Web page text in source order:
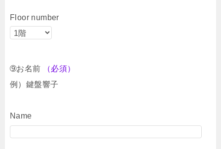
Floor number
➈お名前
（必須）
例）鍵盤響子
Name